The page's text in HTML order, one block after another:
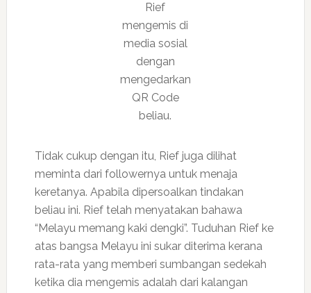
Rief
mengemis di
media sosial
dengan
mengedarkan
QR Code
beliau.
Tidak cukup dengan itu, Rief juga dilihat
meminta dari followernya untuk menaja
keretanya. Apabila dipersoalkan tindakan
beliau ini. Rief telah menyatakan bahawa
“Melayu memang kaki dengki”. Tuduhan Rief ke
atas bangsa Melayu ini sukar diterima kerana
rata-rata yang memberi sumbangan sedekah
ketika dia mengemis adalah dari kalangan